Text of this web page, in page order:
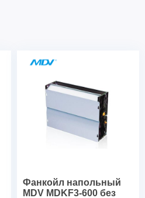
Фанкойл напольный
MDV MDKF3-600 без